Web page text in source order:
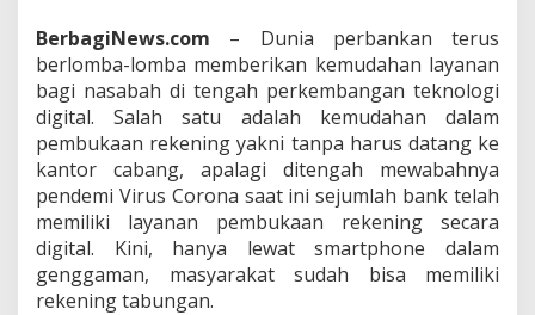
BerbagiNews.com – Dunia perbankan terus
berlomba-lomba memberikan kemudahan layanan
bagi nasabah di tengah perkembangan teknologi
digital. Salah satu adalah kemudahan dalam
pembukaan rekening yakni tanpa harus datang ke
kantor cabang, apalagi ditengah mewabahnya
pendemi Virus Corona saat ini sejumlah bank telah
memiliki layanan pembukaan rekening secara
digital. Kini, hanya lewat smartphone dalam
genggaman, masyarakat sudah bisa memiliki
rekening tabungan.